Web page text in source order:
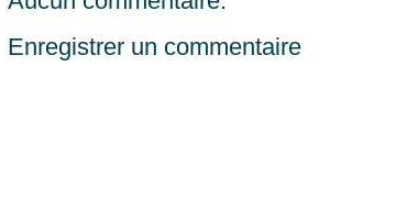
Enregistrer un commentaire